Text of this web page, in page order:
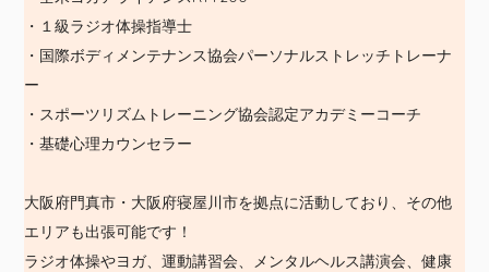
・１級ラジオ体操指導士
・国際ボディメンテナンス協会パーソナルストレッチトレーナ
ー
・スポーツリズムトレーニング協会認定アカデミーコーチ
・基礎心理カウンセラー
大阪府門真市・大阪府寝屋川市を拠点に活動しており、その他
エリアも出張可能です！
ラジオ体操やヨガ、運動講習会、メンタルヘルス講演会、健康